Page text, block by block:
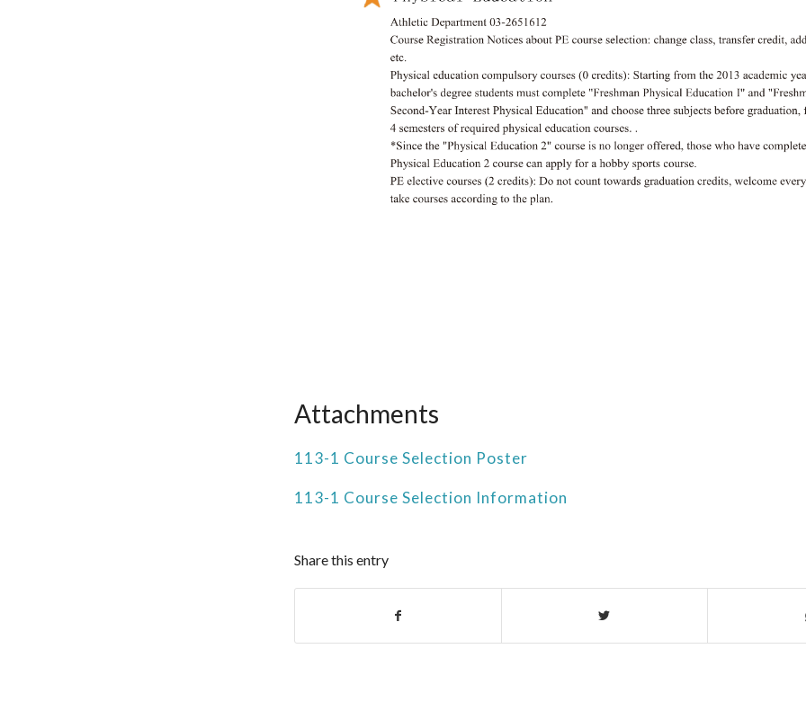
Attachments
113-1 Course Selection Poster
113-1 Course Selection Information
Share this entry